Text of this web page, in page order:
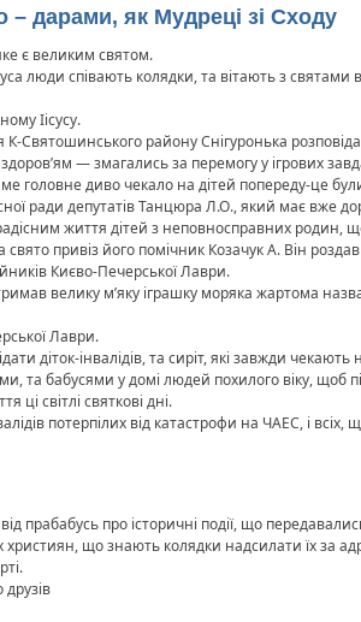
дарами, як Мудреці зі Сходу
є великим святом.
люди співають колядки, та вітають з святами
Іісусу.
Святошинського району Снігуронька
здоров’ям — змагались за перемогу у ігрових
головне диво чекало на дітей попереду-це
ради депутатів Танцюра Л.О., який має вже
життя дітей з неповносправних
привіз його помічник Козачук А. Він роздав
Києво-Печерської Лаври.
велику м’яку іграшку моряка жартома
Лаври.
діток-інвалідів, та сиріт, які завжди
та бабусями у домі людей похилого віку, щоб
ці світлі святкові дні.
потерпілих від катастрофи на ЧАЕС, і всіх,
прабабусь про історичні події, що
християн, що знають колядки надсилати їх за